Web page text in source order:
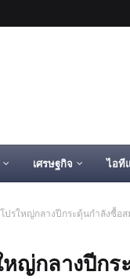
เศรษฐกิจ ไอที
รใหญ่กลางปีกระตุ้นกำลังซื้อส
ญ่กลางปีกร